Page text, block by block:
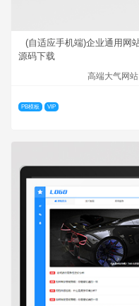
(自适应手机端)企业通用网
源码下载
高端大气网站
PB模板 VIP